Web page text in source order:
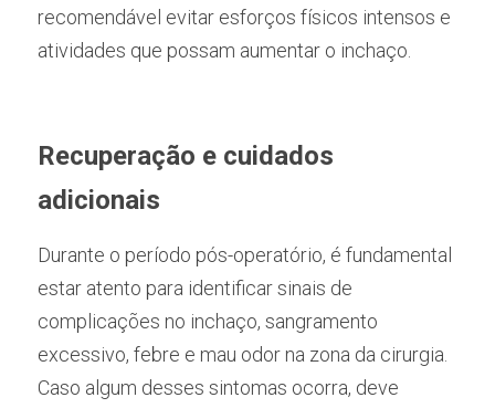
recomendável evitar esforços físicos intensos e
atividades que possam aumentar o inchaço.
Recuperação e cuidados
adicionais
Durante o período pós-operatório, é fundamental
estar atento para identificar sinais de
complicações no inchaço, sangramento
excessivo, febre e mau odor na zona da cirurgia.
Caso algum desses sintomas ocorra, deve